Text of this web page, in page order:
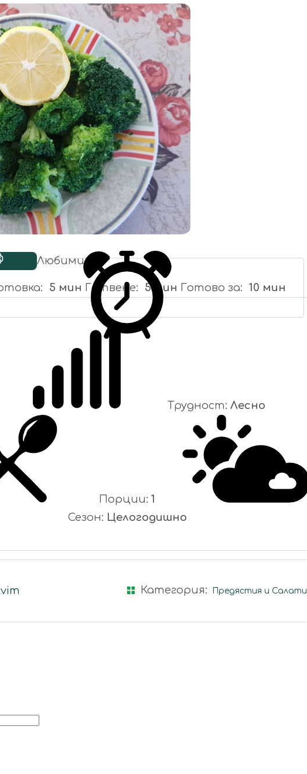
Любими
5 мин Готвене 5 мин Готово за 10 мин
Трудност:Лесно
Порции:1
Сезон: Целогодишно
Категория: Предястия и Салати